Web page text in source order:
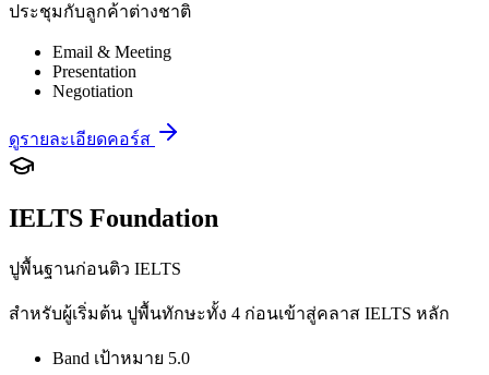
ประชุมกับลูกค้าต่างชาติ
Email & Meeting
Presentation
Negotiation
ดูรายละเอียดคอร์ส
IELTS Foundation
ปูพื้นฐานก่อนติว IELTS
สำหรับผู้เริ่มต้น ปูพื้นทักษะทั้ง 4 ก่อนเข้าสู่คลาส IELTS หลัก
Band เป้าหมาย 5.0